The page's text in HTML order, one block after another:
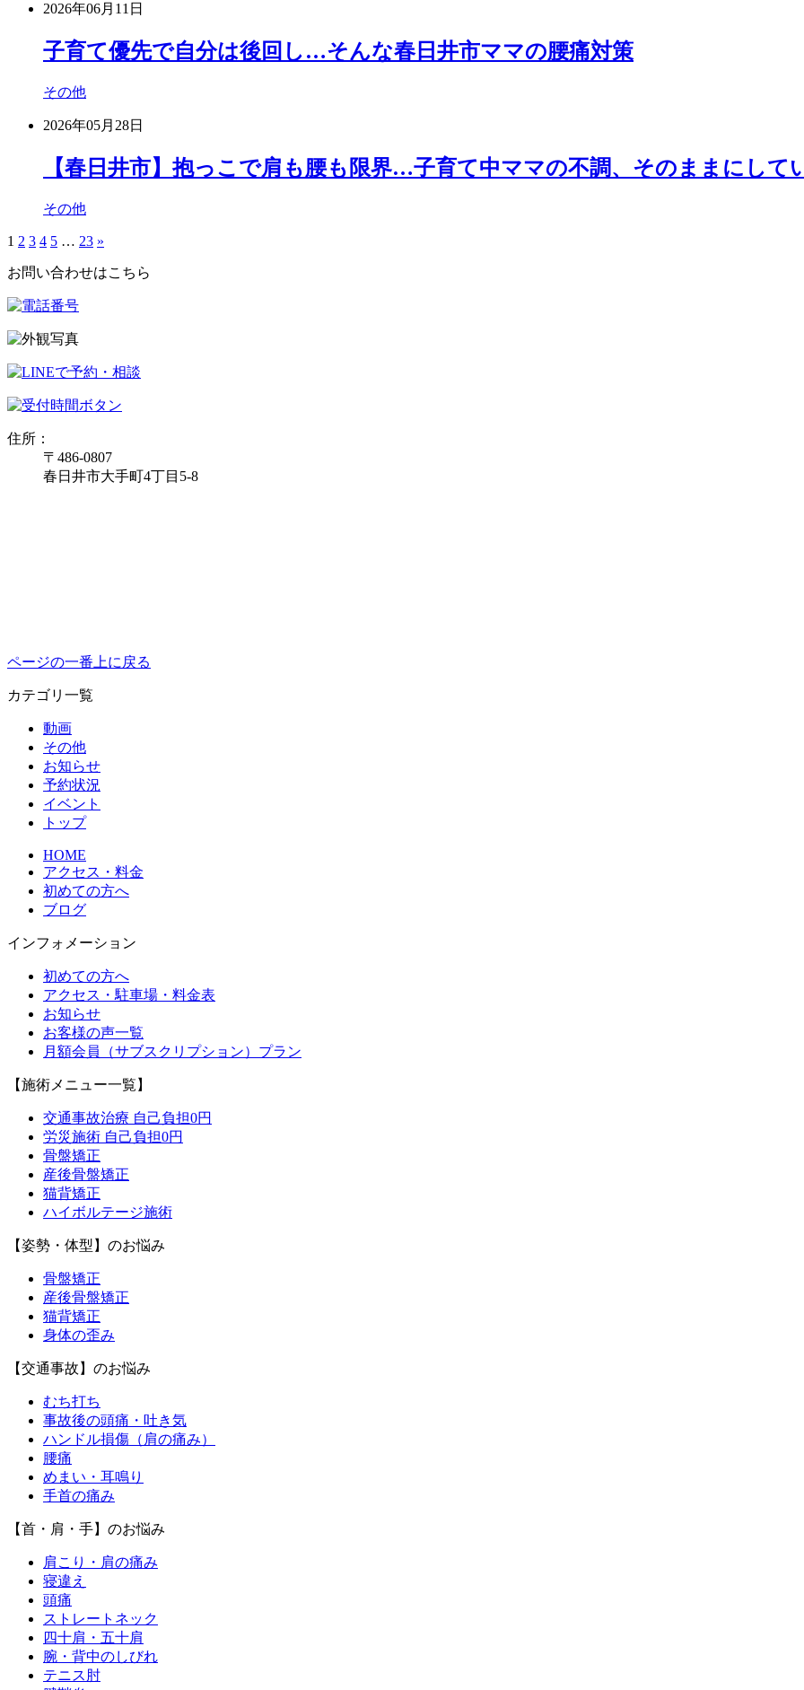
2026年06月11日
子育て優先で自分は後回し…そんな春日井市ママの腰痛対策
その他
2026年05月28日
【春日井市】抱っこで肩も腰も限界…子育て中ママの不調、そのままにして
その他
1 2 3 4 5 … 23 »
お問い合わせはこちら
住所：
〒486-0807
春日井市大手町4丁目5-8
ページの一番上に戻る
カテゴリ一覧
動画
その他
お知らせ
予約状況
イベント
トップ
HOME
アクセス・料金
初めての方へ
ブログ
インフォメーション
初めての方へ
アクセス・駐車場・料金表
お知らせ
お客様の声一覧
月額会員（サブスクリプション）プラン
【施術メニュー一覧】
交通事故治療 自己負担0円
労災施術 自己負担0円
骨盤矯正
産後骨盤矯正
猫背矯正
ハイボルテージ施術
【姿勢・体型】のお悩み
骨盤矯正
産後骨盤矯正
猫背矯正
身体の歪み
【交通事故】のお悩み
むち打ち
事故後の頭痛・吐き気
ハンドル損傷（肩の痛み）
腰痛
めまい・耳鳴り
手首の痛み
【首・肩・手】のお悩み
肩こり・肩の痛み
寝違え
頭痛
ストレートネック
四十肩・五十肩
腕・背中のしびれ
テニス肘